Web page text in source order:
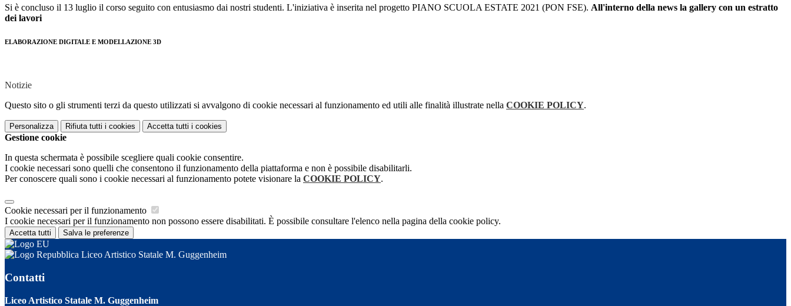
Si è concluso il 13 luglio il corso seguito con entusiasmo dai nostri studenti. L'iniziativa è inserita nel progetto PIANO SCUOLA ESTATE 2021 (PON FSE). All'interno della news la gallery con un estratto
dei lavori
ELABORAZIONE DIGITALE E MODELLAZIONE 3D
Notizie
Questo sito o gli strumenti terzi da questo utilizzati si avvalgono di cookie necessari al funzionamento ed utili alle finalità illustrate nella COOKIE POLICY.
Personalizza Rifiuta tutti i cookies Accetta tutti i cookies
Gestione cookie
In questa schermata è possibile scegliere quali cookie consentire.
I cookie necessari sono quelli che consentono il funzionamento della piattaforma e non è possibile disabilitarli.
Per conoscere quali sono i cookie necessari al funzionamento potete visionare la COOKIE POLICY.
Cookie necessari per il funzionamento
I cookie necessari per il funzionamento non possono essere disabilitati. È possibile consultare l'elenco nella pagina della cookie policy.
Accetta tutti Salva le preferenze
Liceo Artistico Statale M. Guggenheim
Contatti
Liceo Artistico Statale M. Guggenheim